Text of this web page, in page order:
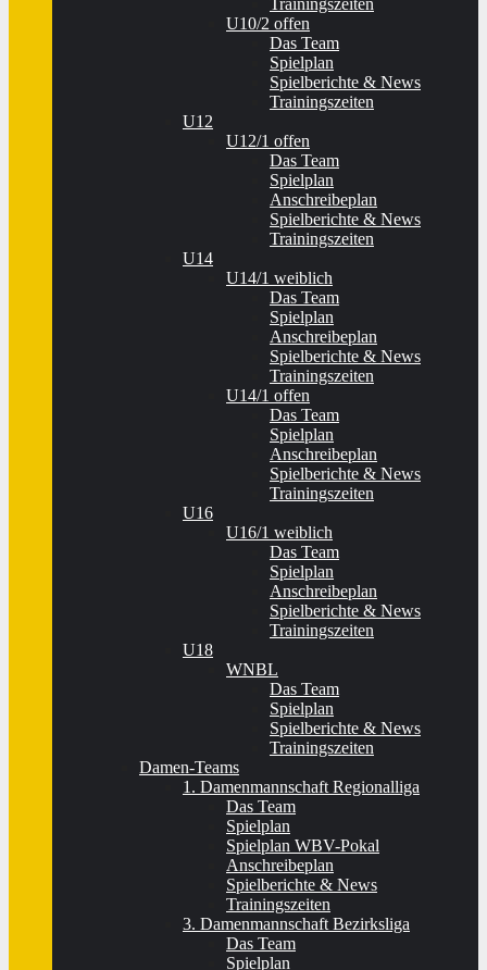
Trainingszeiten
U10/2 offen
Das Team
Spielplan
Spielberichte & News
Trainingszeiten
U12
U12/1 offen
Das Team
Spielplan
Anschreibeplan
Spielberichte & News
Trainingszeiten
U14
U14/1 weiblich
Das Team
Spielplan
Anschreibeplan
Spielberichte & News
Trainingszeiten
U14/1 offen
Das Team
Spielplan
Anschreibeplan
Spielberichte & News
Trainingszeiten
U16
U16/1 weiblich
Das Team
Spielplan
Anschreibeplan
Spielberichte & News
Trainingszeiten
U18
WNBL
Das Team
Spielplan
Spielberichte & News
Trainingszeiten
Damen-Teams
1. Damenmannschaft Regionalliga
Das Team
Spielplan
Spielplan WBV-Pokal
Anschreibeplan
Spielberichte & News
Trainingszeiten
3. Damenmannschaft Bezirksliga
Das Team
Spielplan